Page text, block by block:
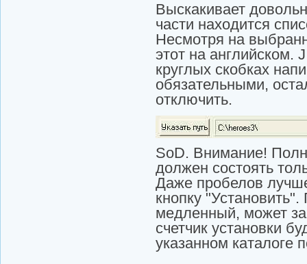
Выскакивает
части находится
Несмотря на
этот на английском.
круглых скобках
обязательными,
отключить.
SоD. Внимание!
должен состоять
Даже пробелов
кнопку
медленный, может
счетчик установки
указанном каталоге